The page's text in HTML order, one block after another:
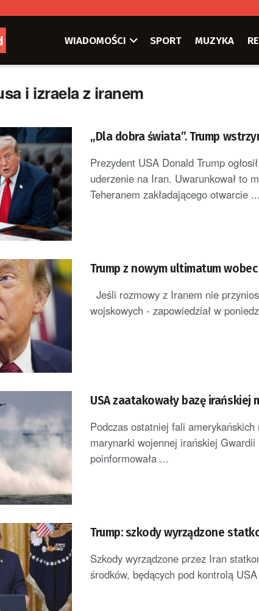
WIADOMOŚCI SPORT MUZYKA
i izraela z iranem
„Dla dobra świata”. Trump
Prezydent USA Donald Trump
uderzenie na Iran. Uwarunkował to
Teheranem zakładającego otwarcie ...
Trump z nowym ultimatum
Jeśli rozmowy z Iranem nie
wojskowych - zapowiedział w
USA zaatakowały bazę irańskiej
Podczas ostatniej fali
marynarki wojennej irańskiej
poinformowała ...
Trump: szkody wyrządzone
Szkody wyrządzone przez Iran
środków, będących pod kontrolą